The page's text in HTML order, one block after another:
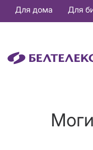
Основная
навигация
Для дома Для